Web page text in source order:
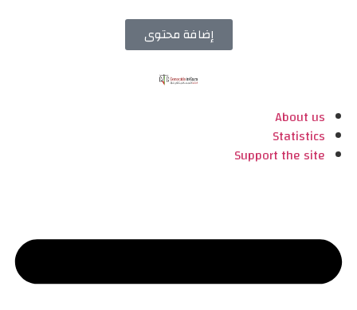
إضافة محتوى
About us
Statistics
Support the site